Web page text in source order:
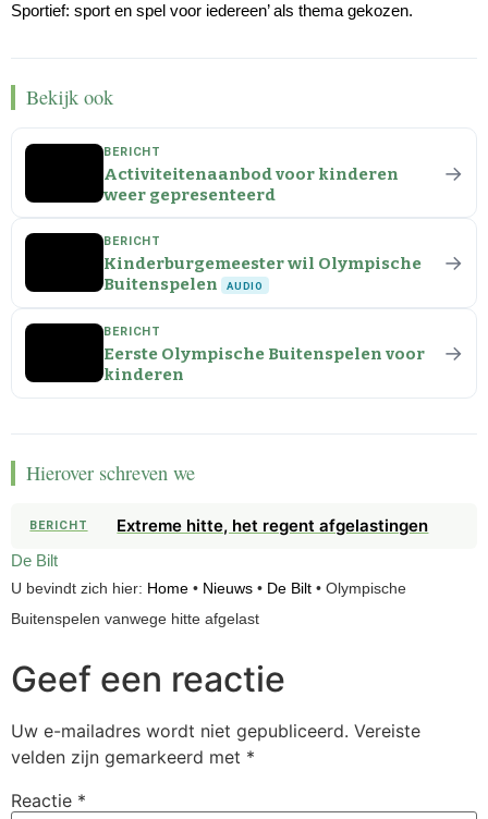
Sportief: sport en spel voor iedereen’ als thema gekozen.
Bekijk ook
BERICHT
Activiteitenaanbod voor kinderen
weer gepresenteerd
→
BERICHT
Kinderburgemeester wil Olympische
Buitenspelen
AUDIO
→
BERICHT
Eerste Olympische Buitenspelen voor
kinderen
→
Hierover schreven we
BERICHT Extreme hitte, het regent afgelastingen
De Bilt
U bevindt zich hier: Home • Nieuws • De Bilt • Olympische
Buitenspelen vanwege hitte afgelast
Geef een reactie
Uw e-mailadres wordt niet gepubliceerd. Vereiste
velden zijn gemarkeerd met *
Reactie *